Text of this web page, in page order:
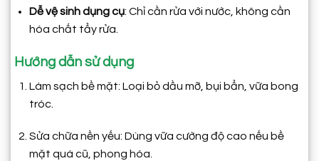
Dễ vệ sinh dụng cụ: Chỉ cần rửa với nước, không cần
hóa chất tẩy rửa.
Hướng dẫn sử dụng
Làm sạch bề mặt: Loại bỏ dầu mỡ, bụi bẩn, vữa bong
tróc.
Sửa chữa nền yếu: Dùng vữa cường độ cao nếu bề
mặt quá cũ, phong hóa.